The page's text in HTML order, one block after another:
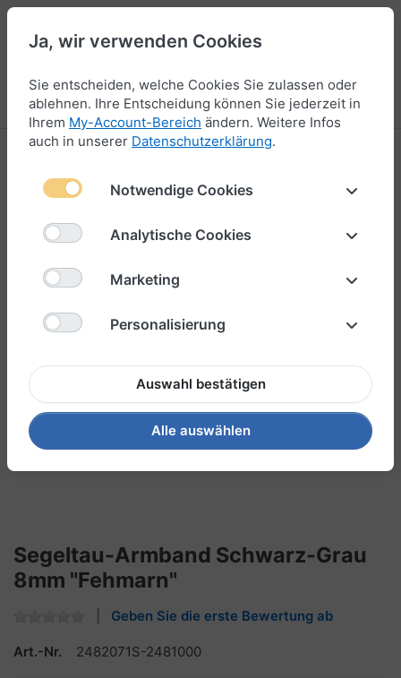
Menü Anmelden Vergleichen Wunschliste Warenkorb
Segeltau-Armband Schwarz-Grau
8mm "Fehmarn"
Geben Sie die erste Bewertung ab
Art.-Nr. 2482071S-2481000
Ja, wir verwenden Cookies
Sie entscheiden, welche Cookies Sie zulassen oder
ablehnen. Ihre Entscheidung können Sie jederzeit in
Ihrem My-Account-Bereich ändern. Weitere Infos
auch in unserer Datenschutzerklärung.
Notwendige Cookies
Analytische Cookies
Marketing
Personalisierung
Auswahl bestätigen
Alle auswählen